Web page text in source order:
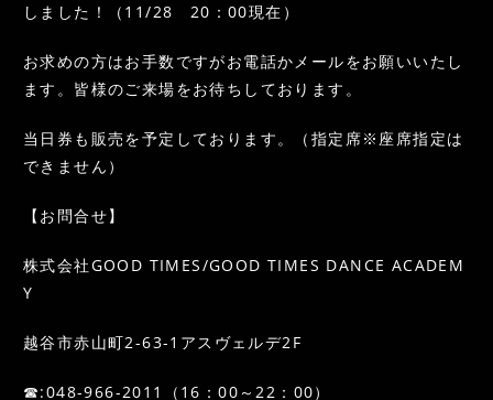
しました！（11/28 20：00現在）
お求めの方はお手数ですがお電話かメールをお願いいたし
ます。皆様のご来場をお待ちしております。
当日券も販売を予定しております。（指定席※座席指定は
できません）
【お問合せ】
株式会社GOOD TIMES/GOOD TIMES DANCE ACADEM
Y
越谷市赤山町2-63-1アスヴェルデ2F
☎:048-966-2011（16：00～22：00）